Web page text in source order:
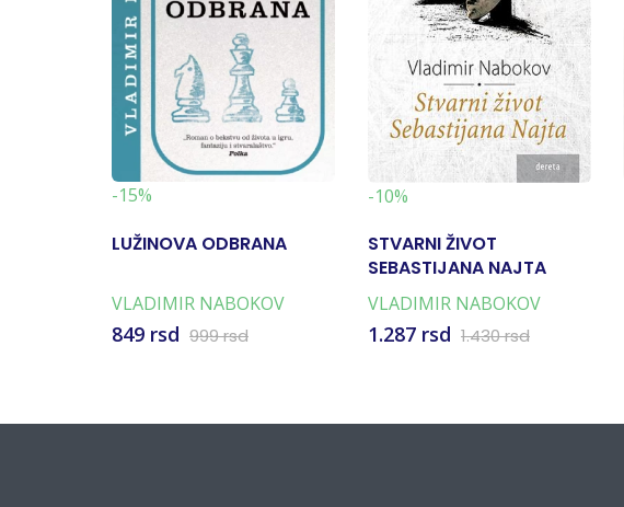
-15%
LUŽINOVA ODBRANA
VLADIMIR NABOKOV
849 rsd 999 rsd
-10%
STVARNI ŽIVOT
SEBASTIJANA NAJTA
VLADIMIR NABOKOV
1.287 rsd 1.430 rsd